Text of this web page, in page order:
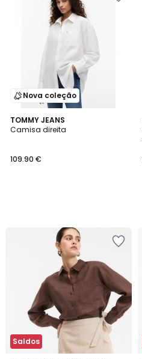
Nova coleção
TOMMY JEANS
Camisa direita
109.90 €
Saldos